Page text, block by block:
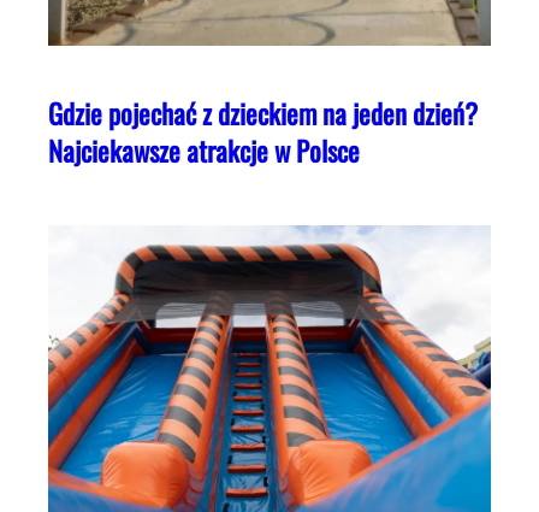
Gdzie pojechać z dzieckiem na jeden dzień?
Najciekawsze atrakcje w Polsce